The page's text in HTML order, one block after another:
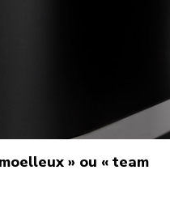
» ou « team